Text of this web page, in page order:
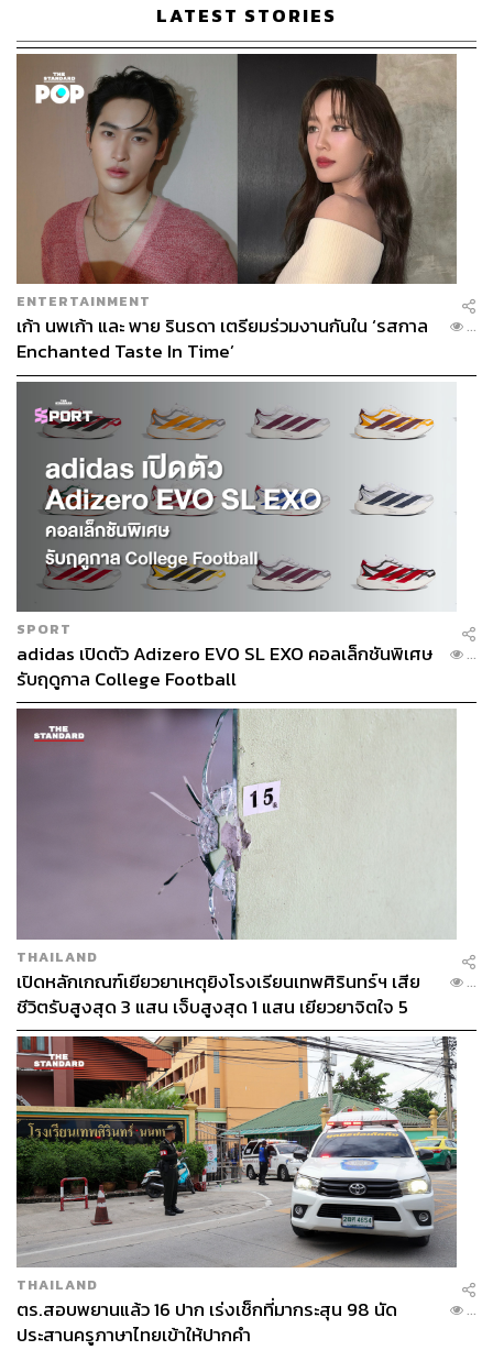
LATEST STORIES
ENTERTAINMENT
เก้า นพเก้า และ พาย รินรดา เตรียมร่วมงานกันใน ‘รสกาล
Enchanted Taste In Time’
...
SPORT
adidas เปิดตัว Adizero EVO SL EXO คอลเล็กชันพิเศษ
รับฤดูกาล College Football
...
THAILAND
เปิดหลักเกณฑ์เยียวยาเหตุยิงโรงเรียนเทพศิรินทร์ฯ เสีย
ชีวิตรับสูงสุด 3 แสน เจ็บสูงสุด 1 แสน เยียวยาจิตใจ 5
ระดับ
...
THAILAND
ตร.สอบพยานแล้ว 16 ปาก เร่งเช็กที่มากระสุน 98 นัด
ประสานครูภาษาไทยเข้าให้ปากคำ
...